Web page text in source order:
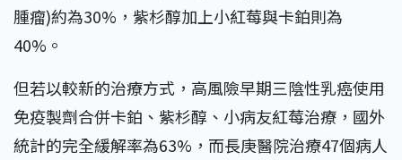
腫瘤)約為30%，紫杉醇加上小紅莓與卡鉑則為
40%。
但若以較新的治療方式，高風險早期三陰性乳癌使用
免疫製劑合併卡鉑、紫杉醇、小病友紅莓治療，國外
統計的完全緩解率為63%，而長庚醫院治療47個病人